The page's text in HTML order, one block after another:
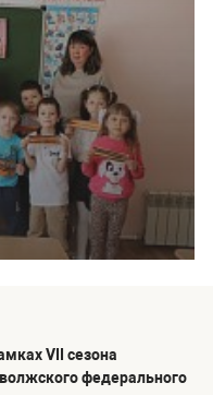
VII сезона
федерального